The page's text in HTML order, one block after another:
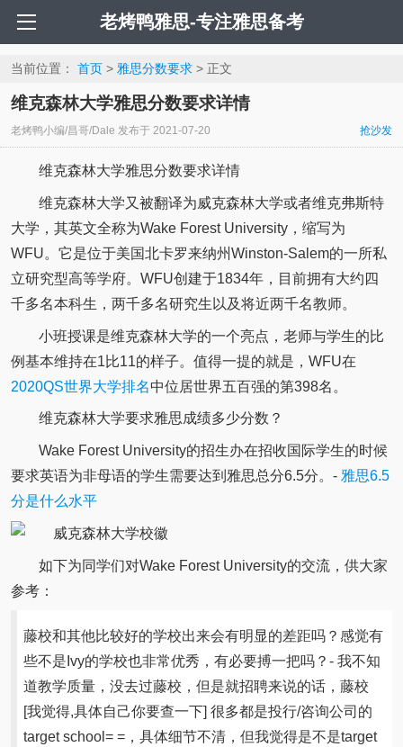
老烤鸭雅思-专注雅思备考
当前位置： 首页> 雅思分数要求> 正文
维克森林大学雅思分数要求详情
老烤鸭小编/昌哥/Dale 发布于 2021-07-20 抢沙发
维克森林大学雅思分数要求详情
维克森林大学又被翻译为威克森林大学或者维克弗斯特
大学，其英文全称为Wake Forest University，缩写为
WFU。它是位于美国北卡罗来纳州Winston-Salem的一所私
立研究型高等学府。WFU创建于1834年，目前拥有大约四
千多名本科生，两千多名研究生以及将近两千名教师。
小班授课是维克森林大学的一个亮点，老师与学生的比
例基本维持在1比11的样子。值得一提的就是，WFU在
2020QS世界大学排名中位居世界五百强的第398名。
维克森林大学要求雅思成绩多少分数？
Wake Forest University的招生办在招收国际学生的时候
要求英语为非母语的学生需要达到雅思总分6.5分。- 雅思6.5
分是什么水平
如下为同学们对Wake Forest University的交流，供大家
参考：
藤校和其他比较好的学校出来会有明显的差距吗？感觉有
些不是Ivy的学校也非常优秀，有必要搏一把吗？- 我不知
道教学质量，没去过藤校，但是就招聘来说的话，藤校
[我觉得,具体自己你要查一下] 很多都是投行/咨询公司的
target school= =，具体细节不清，但我觉得是不是target